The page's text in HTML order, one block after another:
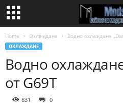
Home Охлаждане Водно охлаждане
ОХЛАЖДАНЕ
Водно
от G69T
831 0